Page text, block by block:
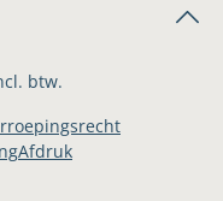
btw.
Afdruk